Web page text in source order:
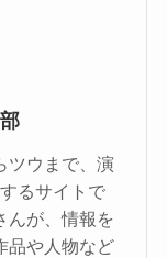
ツウまで、演
るサイトで
んが、情報を
品や人物など